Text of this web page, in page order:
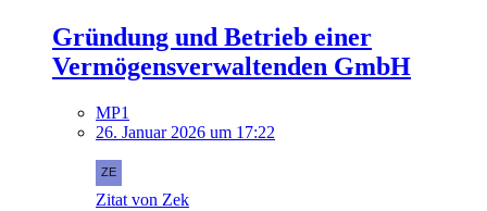
Gründung und Betrieb einer
Vermögensverwaltenden GmbH
MP1
26. Januar 2026 um 17:22
Zitat von Zek